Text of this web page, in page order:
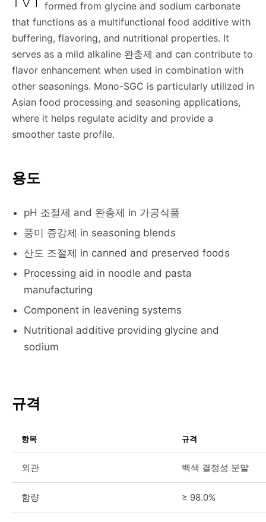
formed from glycine and sodium carbonate
that functions as a multifunctional food additive with
buffering, flavoring, and nutritional properties. It
serves as a mild alkaline 완충제 and can contribute to
flavor enhancement when used in combination with
other seasonings. Mono-SGC is particularly utilized in
Asian food processing and seasoning applications,
where it helps regulate acidity and provide a
smoother taste profile.
용도
pH 조절제 and 완충제 in 가공식품
풍미 증강제 in seasoning blends
산도 조절제 in canned and preserved foods
Processing aid in noodle and pasta
manufacturing
Component in leavening systems
Nutritional additive providing glycine and
sodium
규격
항목 규격
외관 백색 결정성 분말
함량 ≥ 98.0%